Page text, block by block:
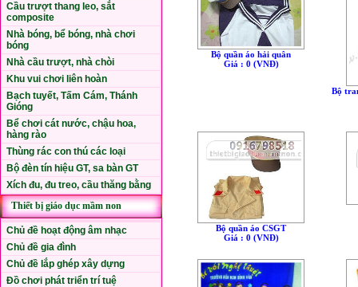
Cầu trượt thang leo, sắt
composite
Nhà bóng, bể bóng, nhà chơi
bóng
Nhà cầu trượt, nhà chòi
Khu vui chơi liên hoàn
Bạch tuyết, Tấm Cám, Thánh
Gióng
Bể chơi cát nước, chậu hoa,
hàng rào
Thùng rác con thú các loại
Bộ đèn tín hiệu GT, sa bàn GT
Xích đu, đu treo, cầu thăng bằng
Thiết bị giáo dục mầm non
Chủ đề hoạt động âm nhạc
Chủ đề gia đình
Chủ đề lắp ghép xây dựng
Đồ chơi phát triển trí tuệ
Bộ quần áo hải quân
Giá : 0 (VNÐ)
Bộ
Bộ quần áo CSGT
Giá : 0 (VNÐ)